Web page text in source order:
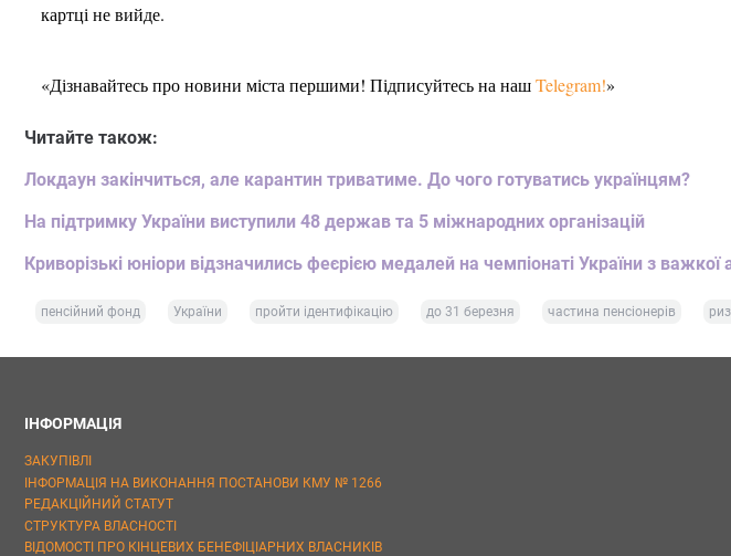
картці не вийде.
«Дізнавайтесь про новини міста першими! Підписуйтесь на нашTelegram!»
Читайте також:
Локдаун закінчиться, але карантин триватиме. До чого готуватись українцям?
На підтримку України виступили 48 держав та 5 міжнародних організацій
Криворізькі юніори відзначились феєрією медалей на чемпіонаті України з важкої
пенсійний фонд України пройти ідентифікацію до 31 березня частина пенсіонерів
ІНФОРМАЦІЯ
ЗАКУПІВЛІ
ІНФОРМАЦІЯ НА ВИКОНАННЯ ПОСТАНОВИ КМУ № 1266
РЕДАКЦІЙНИЙ СТАТУТ
СТРУКТУРА ВЛАСНОСТІ
ВІДОМОСТІ ПРО КІНЦЕВИХ БЕНЕФІЦІАРНИХ ВЛАСНИКІВ